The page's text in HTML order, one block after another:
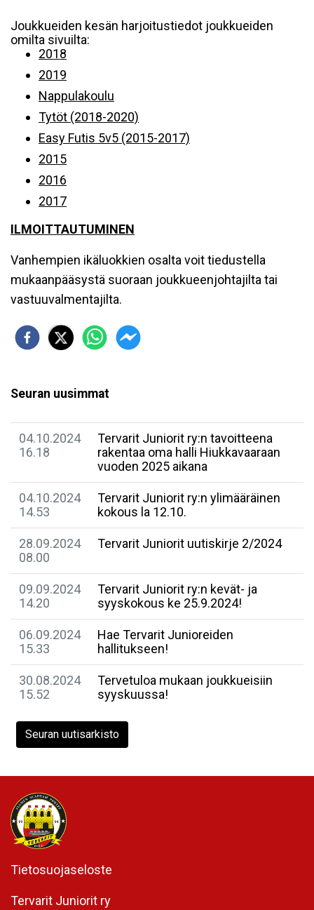
Joukkueiden kesän harjoitustiedot joukkueiden
omilta sivuilta:
2018
2019
Nappulakoulu
Tytöt (2018-2020)
Easy Futis 5v5 (2015-2017)
2015
2016
2017
ILMOITTAUTUMINEN
Vanhempien ikäluokkien osalta voit tiedustella
mukaanpääsystä suoraan joukkueenjohtajilta tai
vastuuvalmentajilta.
Seuran uusimmat
04.10.2024
16.18
Tervarit Juniorit ry:n tavoitteena
rakentaa oma halli Hiukkavaaraan
vuoden 2025 aikana
04.10.2024
14.53
Tervarit Juniorit ry:n ylimääräinen
kokous la 12.10.
28.09.2024
08.00
Tervarit Juniorit uutiskirje 2/2024
09.09.2024
14.20
Tervarit Juniorit ry:n kevät- ja
syyskokous ke 25.9.2024!
06.09.2024
15.33
Hae Tervarit Junioreiden
hallitukseen!
30.08.2024
15.52
Tervetuloa mukaan joukkueisiin
syyskuussa!
Seuran uutisarkisto
Tietosuojaseloste
Tervarit Juniorit ry